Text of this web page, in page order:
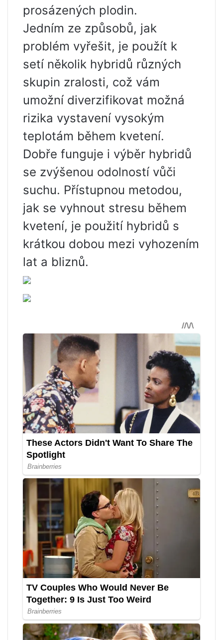
prosázených plodin.
Jedním ze způsobů, jak
problém vyřešit, je použít k
setí několik hybridů různých
skupin zralosti, což vám
umožní diverzifikovat možná
rizika vystavení vysokým
teplotám během kvetení.
Dobře funguje i výběr hybridů
se zvýšenou odolností vůči
suchu. Přístupnou metodou,
jak se vyhnout stresu během
kvetení, je použití hybridů s
krátkou dobou mezi vyhozením
lat a bliznů.